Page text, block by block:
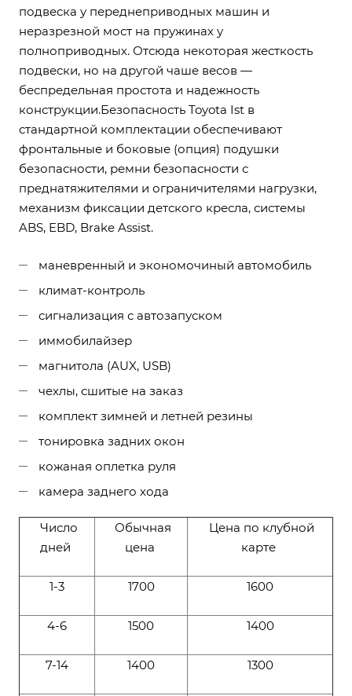
подвеска у переднеприводных машин и
неразрезной мост на пружинах у
полноприводных. Отсюда некоторая жесткость
подвески, но на другой чаше весов —
беспредельная простота и надежность
конструкции.Безопасность Toyota Ist в
стандартной комплектации обеспечивают
фронтальные и боковые (опция) подушки
безопасности, ремни безопасности с
преднатяжителями и ограничителями нагрузки,
механизм фиксации детского кресла, системы
ABS, EBD, Brake Assist.
маневренный и экономочиный автомобиль
климат-контроль
сигнализация с автозапуском
иммобилайзер
магнитола (AUX, USB)
чехлы, сшитые на заказ
комплект зимней и летней резины
тонировка задних окон
кожаная оплетка руля
камера заднего хода
Число
дней
Обычная
цена
Цена по клубной
карте
1-3 1700 1600
4-6 1500 1400
7-14 1400 1300